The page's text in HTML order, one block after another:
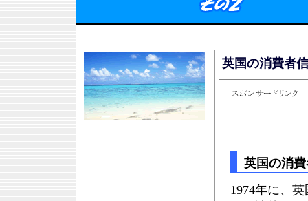
英国の消費者
英国の消
1974年に、